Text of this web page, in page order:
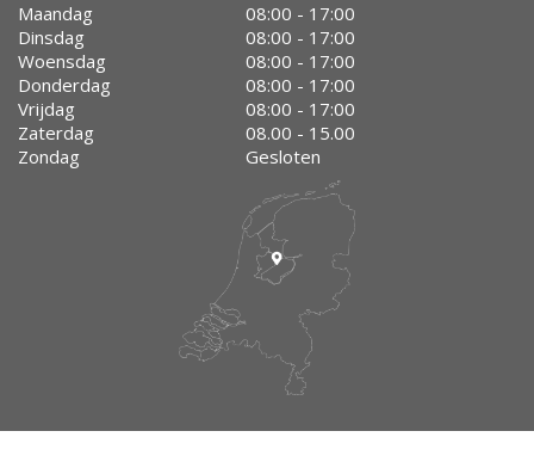
Maandag
08:00 - 17:00
Dinsdag
08:00 - 17:00
Woensdag
08:00 - 17:00
Donderdag
08:00 - 17:00
Vrijdag
08:00 - 17:00
Zaterdag
08.00 - 15.00
Zondag
Gesloten